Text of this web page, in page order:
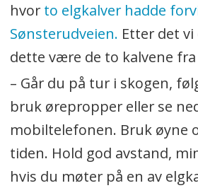
hvor to elgkalver hadde
Sønsterudveien. Etter det
dette være de to kalvene
– Går du på tur i skogen,
bruk ørepropper eller se
mobiltelefonen. Bruk øyne
tiden. Hold god avstand,
hvis du møter på en av